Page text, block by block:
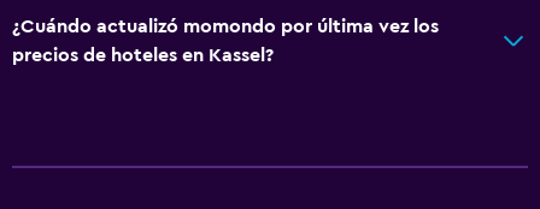
¿Cuándo actualizó momondo por última vez los
precios de hoteles en Kassel?